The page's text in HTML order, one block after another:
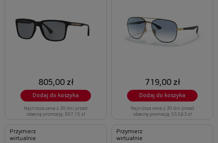
805,00 zł
Dodaj do koszyka
Najniższa cena z 30 dni przed
obecną promocją: 507,15 zł
719,00 zł
Dodaj do koszyka
Najniższa cena z 30 dni przed
obecną promocją: 553,63 zł
Przymierz
wirtualnie
Przymierz
wirtualnie